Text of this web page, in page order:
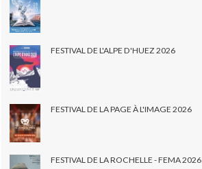
FESTIVAL DE L'ALPE D'HUEZ 2026
FESTIVAL DE LA PAGE À L'IMAGE 2026
FESTIVAL DE LA ROCHELLE - FEMA 2026